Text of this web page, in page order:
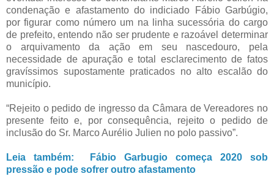
condenação e afastamento do indiciado Fábio Garbúgio,
por figurar como número um na linha sucessória do cargo
de prefeito, entendo não ser prudente e razoável determinar
o arquivamento da ação em seu nascedouro, pela
necessidade de apuração e total esclarecimento de fatos
gravíssimos supostamente praticados no alto escalão do
município.
“Rejeito o pedido de ingresso da Câmara de Vereadores no
presente feito e, por consequência, rejeito o pedido de
inclusão do Sr. Marco Aurélio Julien no polo passivo”.
Leia também: Fábio Garbugio começa 2020 sob
pressão e pode sofrer outro afastamento